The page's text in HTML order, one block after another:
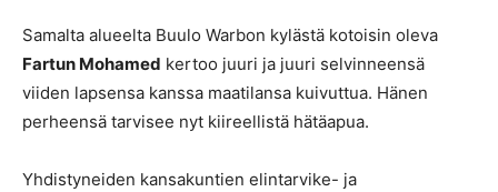
Samalta alueelta Buulo Warbon kylästä kotoisin oleva
Fartun Mohamed kertoo juuri ja juuri selvinneensä
viiden lapsensa kanssa maatilansa kuivuttua. Hänen
perheensä tarvisee nyt kiireellistä hätäapua.
Yhdistyneiden kansakuntien elintarvike- ja